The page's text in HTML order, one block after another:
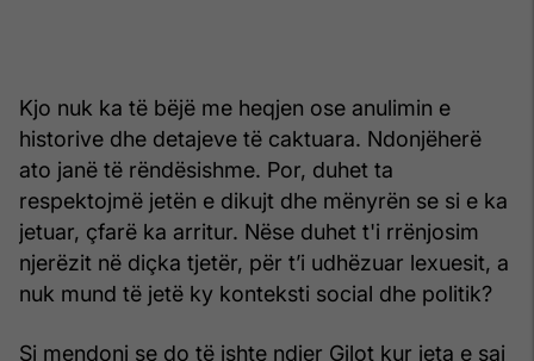
Kjo nuk ka të bëjë me heqjen ose anulimin e
historive dhe detajeve të caktuara. Ndonjëherë
ato janë të rëndësishme. Por, duhet ta
respektojmë jetën e dikujt dhe mënyrën se si e ka
jetuar, çfarë ka arritur. Nëse duhet t'i rrënjosim
njerëzit në diçka tjetër, për t’i udhëzuar lexuesit, a
nuk mund të jetë ky konteksti social dhe politik?
Si mendoni se do të ishte ndier Gilot kur jeta e saj